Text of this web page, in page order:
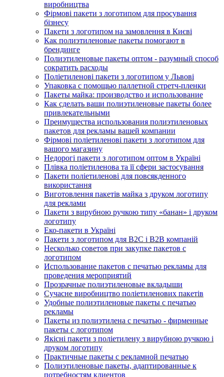
виробництва
Фірмові пакети з логотипом для просування
бізнесу
Пакети з логотипом на замовлення в Києві
Как полиэтиленовые пакеты помогают в
брендинге
Полиэтиленовые пакеты оптом - разумный способ
сократить расходы
Поліетиленові пакети з логотипом у Львові
Упаковка с помощью паллетной стретч-пленки
Пакеты майка: производство и использование
Как сделать ваши полиэтиленовые пакеты более
привлекательными
Преимущества использования полиэтиленовых
пакетов для рекламы вашей компании
Фірмові поліетиленові пакети з логотипом для
вашого магазину
Недорогі пакети з логотипом оптом в Україні
Плівка поліетиленова та її сфери застосування
Пакети поліетиленові для повсякденного
використання
Виготовлення пакетів майка з друком логотипу
для реклами
Пакети з вирубною ручкою типу «банан» і друком
логотипу
Еко-пакети в Україні
Пакети з логотипом для B2C і B2B компаній
Несколько советов при закупке пакетов с
логотипом
Использование пакетов с печатью рекламы для
проведения мероприятий
Прозрачные полиэтиленовые вкладыши
Сучасне виробництво поліетиленових пакетів
Удобные полиэтиленовые пакеты с печатью
рекламы
Пакеты из полиэтилена с печатью - фирменные
пакеты с логотипом
Якісні пакети з поліетилену з вирубною ручкою і
друком логотипу
Практичные пакеты с рекламной печатью
Полиэтиленовые пакеты, адаптированные к
потребностям клиентов